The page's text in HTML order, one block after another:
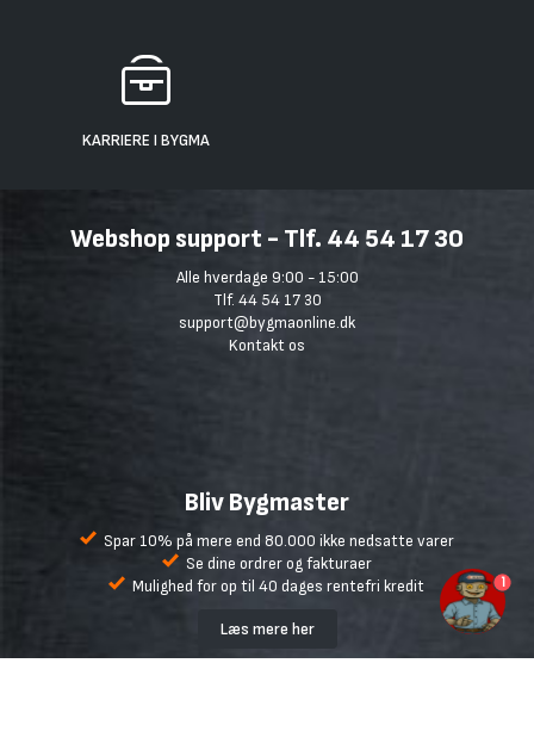
KARRIERE I BYGMA
Webshop support - Tlf. 44 54 17 30
Alle hverdage 9:00 - 15:00
Tlf. 44 54 17 30
support@bygmaonline.dk
Kontakt os
Bliv Bygmaster
Spar 10% på mere end 80.000 ikke nedsatte varer
Se dine ordrer og fakturaer
Mulighed for op til 40 dages rentefri kredit
Læs mere her
1